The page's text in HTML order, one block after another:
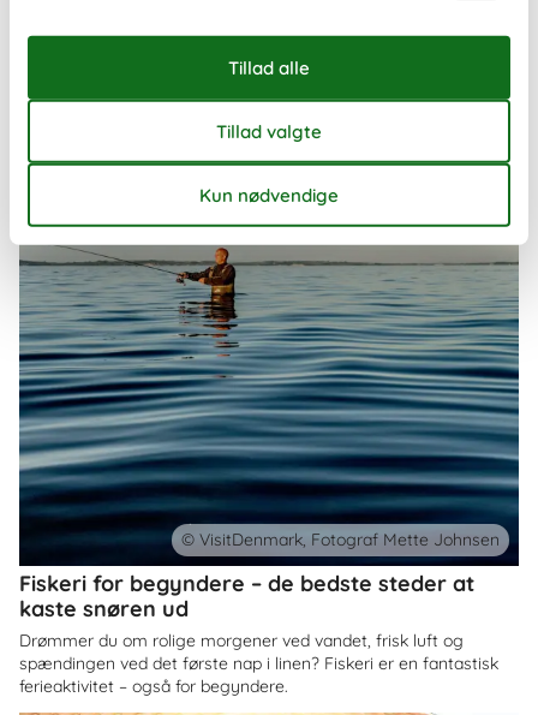
eller en mindre gruppe venner.
Fiskeri for begyndere – de bedste steder at
kaste snøren ud
Drømmer du om rolige morgener ved vandet, frisk luft og
spændingen ved det første nap i linen? Fiskeri er en fantastisk
ferieaktivitet – også for begyndere.
© VisitDenmark, Fotograf Mette Johnsen